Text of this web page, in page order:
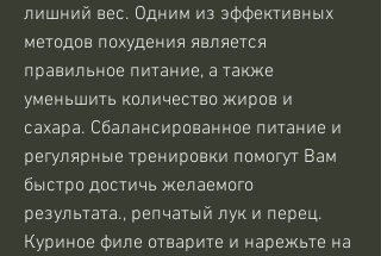
лишний вес. Одним из эффективных
методов похудения является
правильное питание, а также
уменьшить количество жиров и
сахара. Сбалансированное питание и
регулярные тренировки помогут Вам
быстро достичь желаемого
результата., репчатый лук и перец.
Куриное филе отварите и нарежьте на